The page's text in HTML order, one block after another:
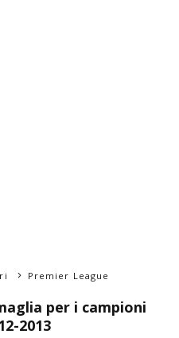
Premier League
per i campioni
2013